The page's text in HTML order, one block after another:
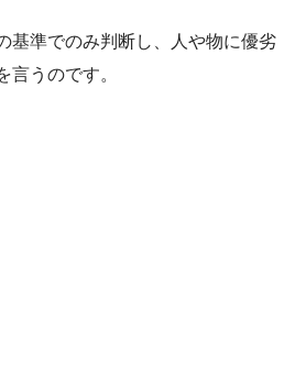
基準でのみ判断し、人や物に優劣
言うのです。